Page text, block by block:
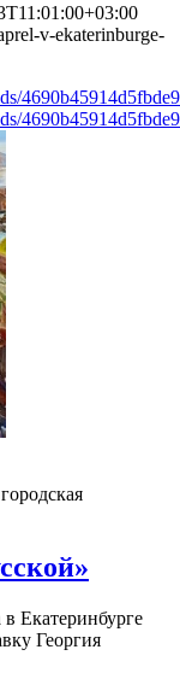
v-ekaterinburge-
Екатеринбурге
Георгия